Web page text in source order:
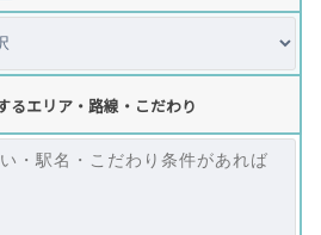
るエリア・路線・こだわり